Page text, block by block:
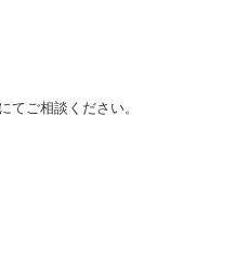
ご相談ください。